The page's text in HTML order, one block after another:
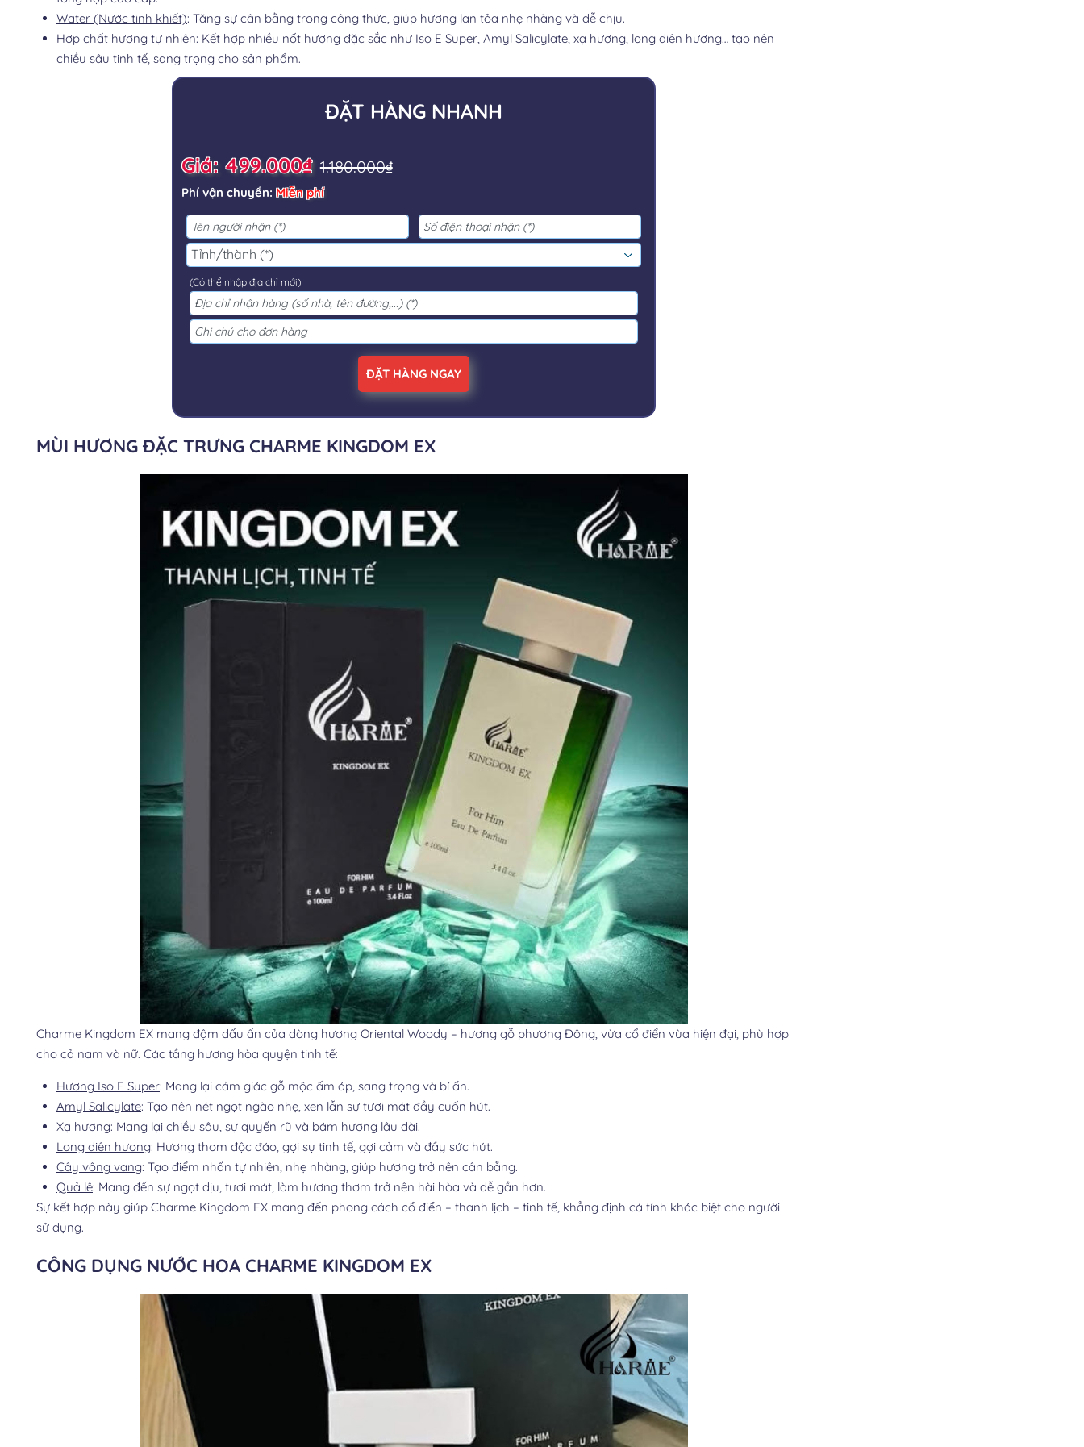
Water (Nước tinh khiết): Tăng sự cân bằng trong công thức, giúp hương lan tỏa nhẹ nhàng và dễ chịu.
Hợp chất hương tự nhiên: Kết hợp nhiều nốt hương đặc sắc như Iso E Super, Amyl Salicylate, xạ hương, long diên hương… tạo nên
chiều sâu tinh tế, sang trọng cho sản phẩm.
ĐẶT HÀNG NHANH
Giá: 499.000₫ 1.180.000₫
Phí vận chuyển: Miễn phí
(Có thể nhập địa chỉ mới)
ĐẶT HÀNG NGAY
MÙI HƯƠNG ĐẶC TRƯNG CHARME KINGDOM EX
Charme Kingdom EX mang đậm dấu ấn của dòng hương Oriental Woody – hương gỗ phương Đông, vừa cổ điển vừa hiện đại, phù hợp
cho cả nam và nữ. Các tầng hương hòa quyện tinh tế:
Hương Iso E Super: Mang lại cảm giác gỗ mộc ấm áp, sang trọng và bí ẩn.
Amyl Salicylate: Tạo nên nét ngọt ngào nhẹ, xen lẫn sự tươi mát đầy cuốn hút.
Xạ hương: Mang lại chiều sâu, sự quyến rũ và bám hương lâu dài.
Long diên hương: Hương thơm độc đáo, gợi sự tinh tế, gợi cảm và đầy sức hút.
Cây vông vang: Tạo điểm nhấn tự nhiên, nhẹ nhàng, giúp hương trở nên cân bằng.
Quả lê: Mang đến sự ngọt dịu, tươi mát, làm hương thơm trở nên hài hòa và dễ gần hơn.
Sự kết hợp này giúp Charme Kingdom EX mang đến phong cách cổ điển – thanh lịch – tinh tế, khẳng định cá tính khác biệt cho người
sử dụng.
CÔNG DỤNG NƯỚC HOA CHARME KINGDOM EX